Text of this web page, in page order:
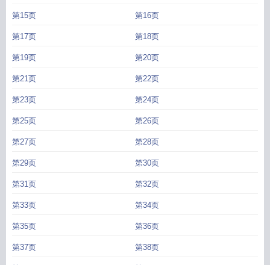
第15页 第16页
第17页 第18页
第19页 第20页
第21页 第22页
第23页 第24页
第25页 第26页
第27页 第28页
第29页 第30页
第31页 第32页
第33页 第34页
第35页 第36页
第37页 第38页